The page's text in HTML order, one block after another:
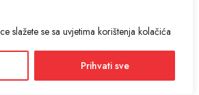
slažete se sa uvjetima korištenja kolačića
Prihvati sve